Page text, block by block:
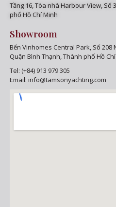
Tầng 16, Tòa nhà Harbour View, Số
phố Hồ Chí Minh
Showroom
Bến Vinhomes Central Park, Số 208
Quận Bình Thạnh, Thành phố Hồ
Tel: (+84) 913 979 305
Email: info@tamsonyachting.com